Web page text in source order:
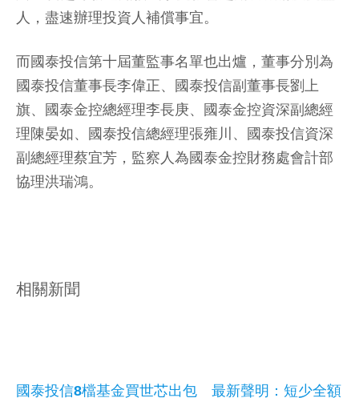
人，盡速辦理投資人補償事宜。
而國泰投信第十屆董監事名單也出爐，董事分別為
國泰投信董事長李偉正、國泰投信副董事長劉上
旗、國泰金控總經理李長庚、國泰金控資深副總經
理陳晏如、國泰投信總經理張雍川、國泰投信資深
副總經理蔡宜芳，監察人為國泰金控財務處會計部
協理洪瑞鴻。
相關新聞
國泰投信8檔基金買世芯出包 最新聲明：短少全額